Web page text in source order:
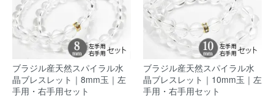
ブラジル産天然スパイラル水
晶ブレスレット｜8mm玉｜左
手用・右手用セット
ブラジル産天然スパイラル水
晶ブレスレット｜10mm玉｜左
手用・右手用セット